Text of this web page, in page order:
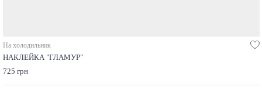
На холодильник
НАКЛЕЙКА "ГЛАМУР"
725 грн